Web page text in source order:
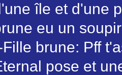
île et d'une
eu un
Fille brune: Pff
pose et